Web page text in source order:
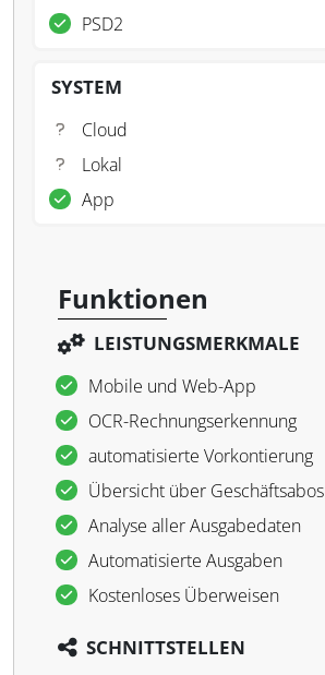
PSD2
SYSTEM
Cloud
Lokal
App
Funktionen
LEISTUNGSMERKMALE
Mobile und Web-App
OCR-Rechnungserkennung
automatisierte Vorkontierung
Übersicht über Geschäftsabos
Analyse aller Ausgabedaten
Automatisierte Ausgaben
Kostenloses Überweisen
SCHNITTSTELLEN